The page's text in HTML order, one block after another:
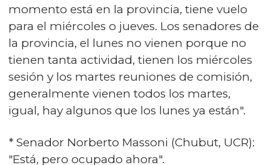
momento está en la provincia, tiene vuelo
para el miércoles o jueves. Los senadores de
la provincia, el lunes no vienen porque no
tienen tanta actividad, tienen los miércoles
sesión y los martes reuniones de comisión,
generalmente vienen todos los martes,
igual, hay algunos que los lunes ya están".
* Senador Norberto Massoni (Chubut, UCR):
"Está, pero ocupado ahora".